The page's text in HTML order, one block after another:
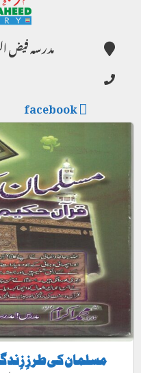
مدرسہ فیض
facebook
مسلمان کی طرزِ